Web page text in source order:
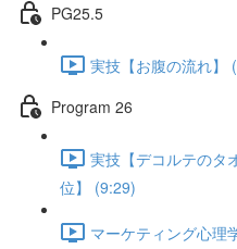
PG25.5
実技【お腹の流れ】
Program 26
実技【デコルテのタ
位】 (9:29)
マーケティング心理